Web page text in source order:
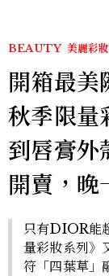
BEAUTY 美麗彩妝
開箱最
秋季限量
到唇膏外
開賣，晚
只有DIOR能
量彩妝系列》
符「四葉草」